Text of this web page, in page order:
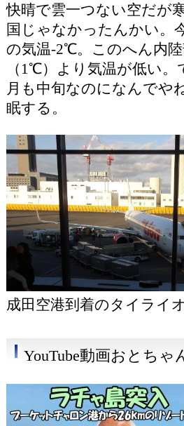
快晴で雲一つない空だが
国じゃなかったんかい。
の気温-2℃。このへん内
（1℃）より気温が低い。
月も中旬なのになんでや
眠する。
成田空港到着のタイライ
YouTube動画おとちゃ